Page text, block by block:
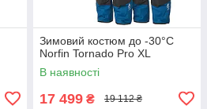
Зимовий костюм до -30°C
Norfin Tornado Pro XL
В наявності
17 499 ₴ 19 112 ₴